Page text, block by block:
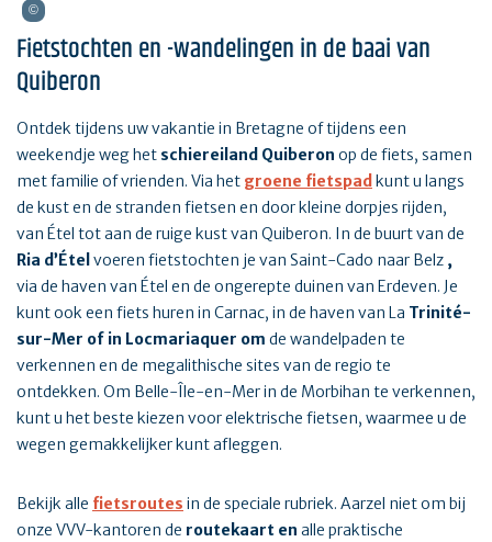
Fietstochten en -wandelingen in de baai van
Quiberon
Ontdek tijdens uw vakantie in Bretagne of tijdens een
weekendje weg het schiereiland Quiberon op de fiets, samen
met familie of vrienden. Via het groene fietspad kunt u langs
de kust en de stranden fietsen en door kleine dorpjes rijden,
van Étel tot aan de ruige kust van Quiberon. In de buurt van de
Ria d’Étel voeren fietstochten je van Saint-Cado naar Belz ,
via de haven van Étel en de ongerepte duinen van Erdeven. Je
kunt ook een fiets huren in Carnac, in de haven van La Trinité-
sur-Mer of in Locmariaquer om de wandelpaden te
verkennen en de megalithische sites van de regio te
ontdekken. Om Belle-Île-en-Mer in de Morbihan te verkennen,
kunt u het beste kiezen voor elektrische fietsen, waarmee u de
wegen gemakkelijker kunt afleggen.
Bekijk alle fietsroutes in de speciale rubriek. Aarzel niet om bij
onze VVV-kantoren de routekaart en alle praktische